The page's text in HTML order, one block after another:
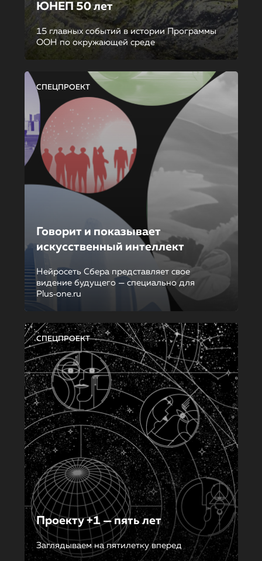
ЮНЕП 50 лет
15 главных событий в истории Программы
ООН по окружающей среде
СПЕЦПРОЕКТ
Говорит и показывает
искусственный интеллект
Нейросеть Сбера представляет свое
видение будущего — специально для
Plus‑one.ru
СПЕЦПРОЕКТ
Проекту +1 — пять лет
Заглядываем на пятилетку вперед